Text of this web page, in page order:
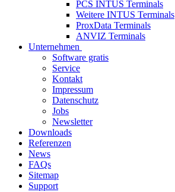
PCS INTUS Terminals
Weitere INTUS Terminals
ProxData Terminals
ANVIZ Terminals
Unternehmen
Software gratis
Service
Kontakt
Impressum
Datenschutz
Jobs
Newsletter
Downloads
Referenzen
News
FAQs
Sitemap
Support